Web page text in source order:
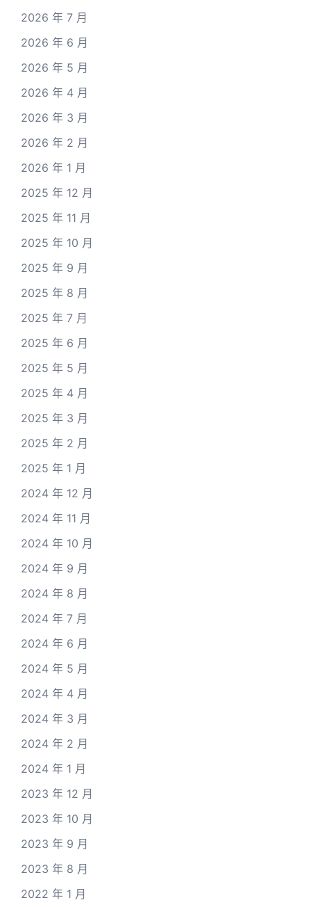
2026 年 7 月
2026 年 6 月
2026 年 5 月
2026 年 4 月
2026 年 3 月
2026 年 2 月
2026 年 1 月
2025 年 12 月
2025 年 11 月
2025 年 10 月
2025 年 9 月
2025 年 8 月
2025 年 7 月
2025 年 6 月
2025 年 5 月
2025 年 4 月
2025 年 3 月
2025 年 2 月
2025 年 1 月
2024 年 12 月
2024 年 11 月
2024 年 10 月
2024 年 9 月
2024 年 8 月
2024 年 7 月
2024 年 6 月
2024 年 5 月
2024 年 4 月
2024 年 3 月
2024 年 2 月
2024 年 1 月
2023 年 12 月
2023 年 10 月
2023 年 9 月
2023 年 8 月
2022 年 1 月